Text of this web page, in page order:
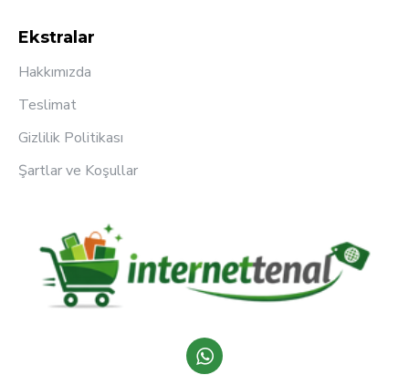
Ekstralar
Hakkımızda
Teslimat
Gizlilik Politikası
Şartlar ve Koşullar